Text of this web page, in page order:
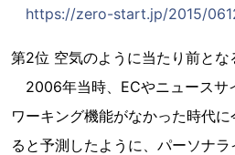
https://zero-start.jp/2015/
第2位 空気のように当たり前とな
2006年当時、ECやニュースサ
ワーキング機能がなかった時代
ると予測したように、パーソナ